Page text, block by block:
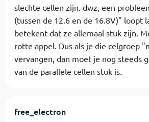
slechte cellen zijn. dwz, een
(tussen de 12.6 en de 16.8V)" loopt
betekent dat ze allemaal stuk zijn.
rotte appel. Dus als je die celgroep
vervangen, dan moet je nog steeds
van de parallele cellen stuk is.
free_electron